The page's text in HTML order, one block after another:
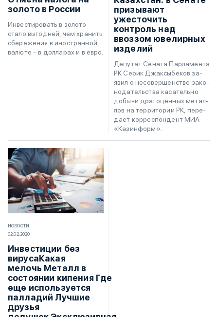
золото в России
Инвестировать в золото
стало выгодней, чем хранить
сбережения в иностранной
валюте – в долларах и в евро.
призывают
ужесточить
контроль над
ввоззом ювелирных
изделий
Де­пу­тат Се­на­та Пар­ла­мен­та
РК Се­рик Джа­к­сы­бе­ков за­
явил о не­со­вер­шен­стве за­ко­
но­да­тель­ства ка­са­тель­но
до­бы­чи дра­го­цен­ных ме­тал­
лов на тер­ри­то­рии РК, пе­ре­
да­ет кор­ре­с­пон­дент МИА
«Ка­з­ин­форм».
НОВОСТИ
02.02.2020
Инвестиции без
вирусаКакая
мелочь Металл в
состоянии кипения Где
еще используется
палладий Лучшие
друзья